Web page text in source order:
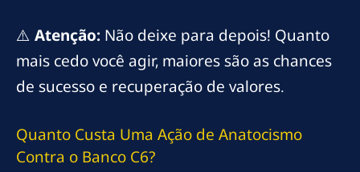
⚠️ Atenção: Não deixe para depois! Quanto
mais cedo você agir, maiores são as chances
de sucesso e recuperação de valores.
Quanto Custa Uma Ação de Anatocismo
Contra o Banco C6?